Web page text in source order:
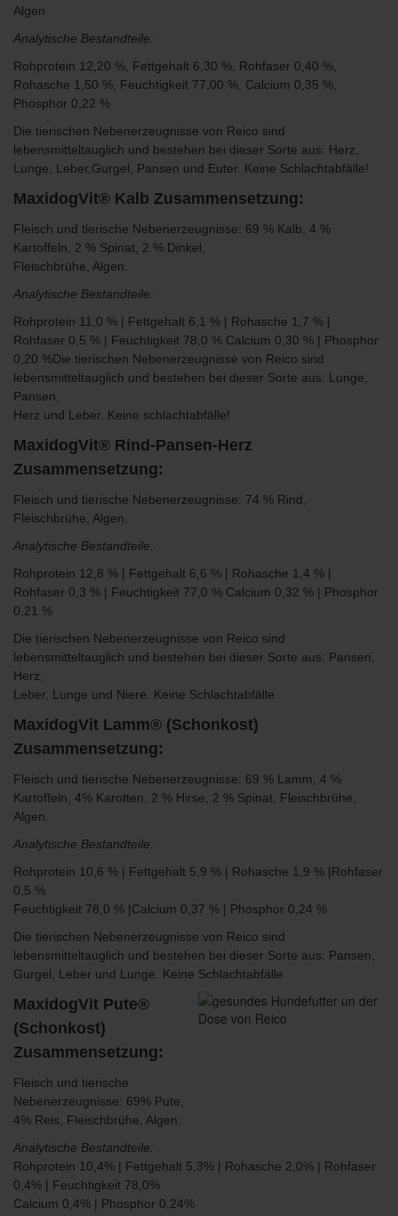
Algen
Analytische Bestandteile:
Rohprotein 12,20 %, Fettgehalt 6,30 %, Rohfaser 0,40 %,
Rohasche 1,50 %, Feuchtigkeit 77,00 %, Calcium 0,35 %,
Phosphor 0,22 %
Die tierischen Nebenerzeugnisse von Reico sind
lebensmitteltauglich und bestehen bei dieser Sorte aus: Herz,
Lunge, Leber,Gurgel, Pansen und Euter. Keine Schlachtabfälle!
MaxidogVit® Kalb Zusammensetzung:
Fleisch und tierische Nebenerzeugnisse: 69 % Kalb, 4 %
Kartoffeln, 2 % Spinat, 2 % Dinkel,
Fleischbrühe, Algen.
Analytische Bestandteile:
Rohprotein 11,0 % | Fettgehalt 6,1 % | Rohasche 1,7 % |
Rohfaser 0,5 % | Feuchtigkeit 78,0 % Calcium 0,30 % | Phosphor
0,20 %Die tierischen Nebenerzeugnisse von Reico sind
lebensmitteltauglich und bestehen bei dieser Sorte aus: Lunge,
Pansen,
Herz und Leber. Keine schlachtabfälle!
MaxidogVit® Rind-Pansen-Herz
Zusammensetzung:
Fleisch und tierische Nebenerzeugnisse: 74 % Rind,
Fleischbrühe, Algen.
Analytische Bestandteile:
Rohprotein 12,8 % | Fettgehalt 6,6 % | Rohasche 1,4 % |
Rohfaser 0,3 % | Feuchtigkeit 77,0 % Calcium 0,32 % | Phosphor
0,21 %
Die tierischen Nebenerzeugnisse von Reico sind
lebensmitteltauglich und bestehen bei dieser Sorte aus: Pansen,
Herz,
Leber, Lunge und Niere. Keine Schlachtabfälle
MaxidogVit Lamm® (Schonkost)
Zusammensetzung:
Fleisch und tierische Nebenerzeugnisse: 69 % Lamm, 4 %
Kartoffeln, 4% Karotten, 2 % Hirse, 2 % Spinat, Fleischbrühe,
Algen.
Analytische Bestandteile:
Rohprotein 10,6 % | Fettgehalt 5,9 % | Rohasche 1,9 % |Rohfaser
0,5 %
Feuchtigkeit 78,0 % |Calcium 0,37 % | Phosphor 0,24 %
Die tierischen Nebenerzeugnisse von Reico sind
lebensmitteltauglich und bestehen bei dieser Sorte aus: Pansen,
Gurgel, Leber und Lunge. Keine Schlachtabfälle
MaxidogVit Pute®
(Schonkost)
Zusammensetzung:
Fleisch und tierische
Nebenerzeugnisse: 69% Pute,
4% Reis, Fleischbrühe, Algen.
Analytische Bestandteile:
Rohprotein 10,4% | Fettgehalt 5,3% | Rohasche 2,0% | Rohfaser
0,4% | Feuchtigkeit 78,0%
Calcium 0,4% | Phosphor 0,24%